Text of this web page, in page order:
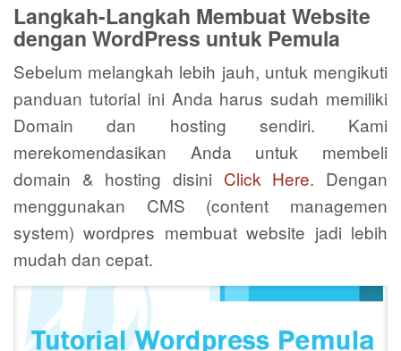
Langkah-Langkah Membuat Website
dengan WordPress untuk Pemula
Sebelum melangkah lebih jauh, untuk mengikuti
panduan tutorial ini Anda harus sudah memiliki
Domain dan hosting sendiri. Kami
merekomendasikan Anda untuk membeli
domain & hosting disini Click Here. Dengan
menggunakan CMS (content managemen
system) wordpres membuat website jadi lebih
mudah dan cepat.